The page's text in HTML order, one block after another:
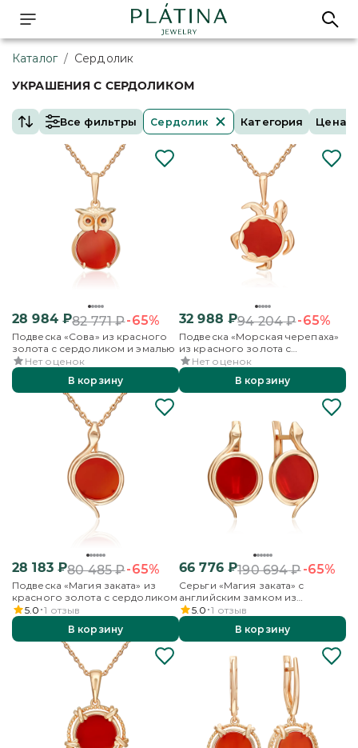
Каталог / Сердолик
УКРАШЕНИЯ С СЕРДОЛИКОМ
Все фильтры Категория Цена
Сердолик
28 984₽82 771₽-65%
Подвеска «Сова» из красного
золота с сердоликом и эмалью
Нет оценок
В корзину
32 988 ₽94 204₽-65%
Подвеска «Морская черепаха»
из красного золота с
сердоликом
Нет оценок
В корзину
28 183₽80 485₽-65%
Подвеска «Магия заката» из
красного золота с сердоликом
5.0 1 отзыв
В корзину
66 776₽190 694₽-65%
Серьги «Магия заката» с
английским замком из
красного золота с сердоликом
5.0 1 отзыв
В корзину